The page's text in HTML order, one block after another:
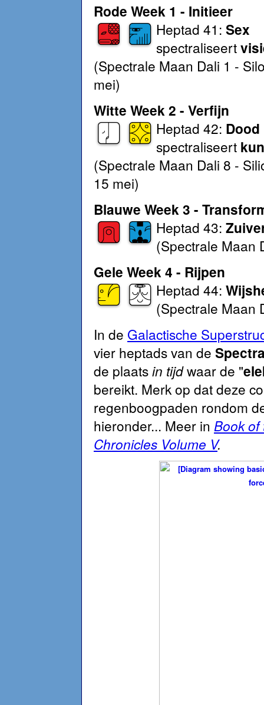
Rode Week 1 - Initieer
Heptad 41: Sex
spectraliseert
(Spectrale Maan Dali 1 -
mei)
Witte Week 2 - Verfijn
Heptad 42: Dood
spectraliseert
(Spectrale Maan Dali 8 -
15 mei)
Blauwe Week 3 -
Heptad 43:
(Spectrale Maan
Gele Week 4 - Rijpen
Heptad 44:
(Spectrale Maan
In de Galactische
vier heptads van de
de plaatsin tijdwaar de "
bereikt. Merk op dat deze
regenboogpaden rondom
hieronder... Meer in Book of
Chronicles Volume V.